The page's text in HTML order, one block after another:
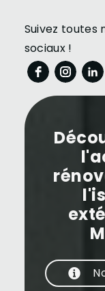
Suivez toutes
sociaux !